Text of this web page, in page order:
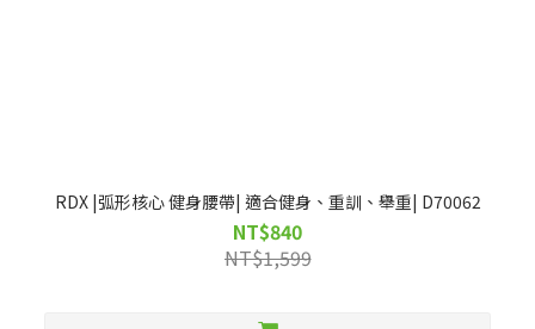
RDX |弧形核心 健身腰帶| 適合健身、重訓、舉重| D70062
NT$840
NT$1,599